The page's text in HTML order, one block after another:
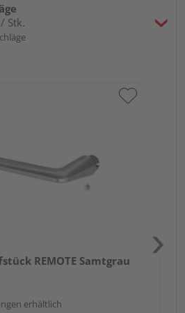
Stk.
REMOTE Samtgrau
erhältlich